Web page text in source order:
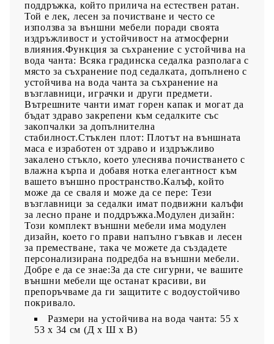
поддръжка, който прилича на естествен ратан.
Той е лек, лесен за почистване и често се
използва за външни мебели поради своята
издръжливост и устойчивост на атмосферни
влияния.Функция за съхранение с устойчива на
вода чанта: Всяка градинска седалка разполага с
място за съхранение под седалката, допълнено с
устойчива на вода чанта за съхранение на
възглавници, играчки и други предмети.
Вътрешните чанти имат горен капак и могат да
бъдат здраво закрепени към седалките със
закопчалки за допълнителна
стабилност.Стъклен плот: Плотът на външната
маса е изработен от здраво и издръжливо
закалено стъкло, което улеснява почистването с
влажна кърпа и добавя нотка елегантност към
вашето външно пространство.Калъф, който
може да се сваля и може да се пере: Тези
възглавници за седалки имат подвижни калъфи
за лесно пране и поддръжка.Модулен дизайн:
Този комплект външни мебели има модулен
дизайн, което го прави напълно гъвкав и лесен
за преместване, така че можете да създадете
персонализирана подредба на външни мебели.
Добре е да се знае:За да сте сигурни, че вашите
външни мебели ще останат красиви, ви
препоръчваме да ги защитите с водоустойчиво
покривало.
Размери на устойчива на вода чанта: 55 x
53 x 34 см (Д x Ш x В)